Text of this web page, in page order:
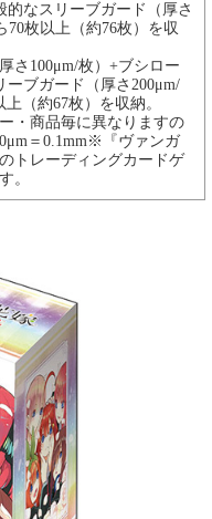
なスリーブガード（厚さ
70枚以上（約76枚）を収
さ100μm/枚）+ブシロー
ーブガード（厚さ200μm/
（約67枚）を収納。
・商品毎に異なりますの
＝0.1mm※『ヴァンガ
トレーディングカードゲ
。